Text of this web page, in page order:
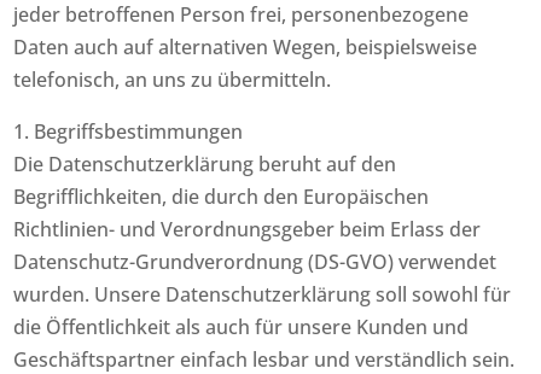
jeder betroffenen Person frei, personenbezogene
Daten auch auf alternativen Wegen, beispielsweise
telefonisch, an uns zu übermitteln.
1. Begriffsbestimmungen
Die Datenschutzerklärung beruht auf den
Begrifflichkeiten, die durch den Europäischen
Richtlinien- und Verordnungsgeber beim Erlass der
Datenschutz-Grundverordnung (DS-GVO) verwendet
wurden. Unsere Datenschutzerklärung soll sowohl für
die Öffentlichkeit als auch für unsere Kunden und
Geschäftspartner einfach lesbar und verständlich sein.